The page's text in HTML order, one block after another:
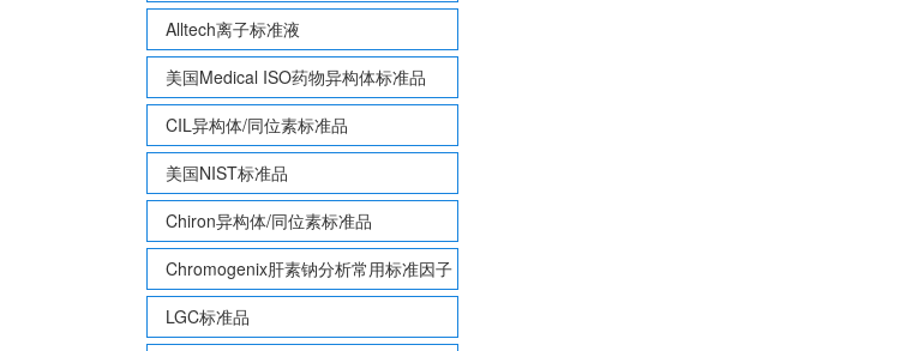
Alltech离子标准液
美国Medical ISO药物异构体标准品
CIL异构体/同位素标准品
美国NIST标准品
Chiron异构体/同位素标准品
Chromogenix肝素钠分析常用标准因子
LGC标准品